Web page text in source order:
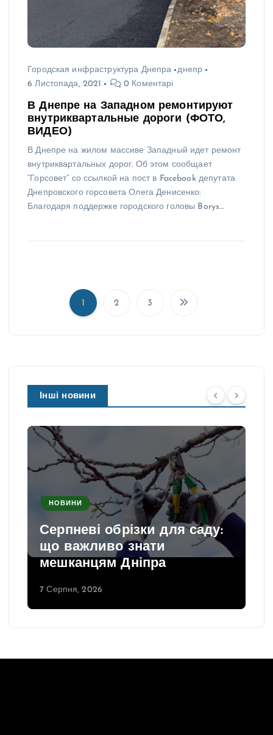
Городская инфраструктура Днепра
днепр
6 Листопада, 2021
0 Коментарі
В Днепре на Западном ремонтируют
внутриквартальные дороги (ФОТО,
ВИДЕО)
В Днепре на жилом массиве Западный идет ремонт
внутриквартальных дорог. Об этом сообщает
“Горсовет” со ссылкой на пост в Facebook депутата
Днепровского горсовета Олега Денисенко:
Благодаря поддержке городского головы Borys…
і
з
а
п
и
с
і
в
1 2 3
Інші новини
НОВИНИ
Серпневі обрізки для саду:
що важливо знати
мешканцям Дніпра
7 Серпня, 2026